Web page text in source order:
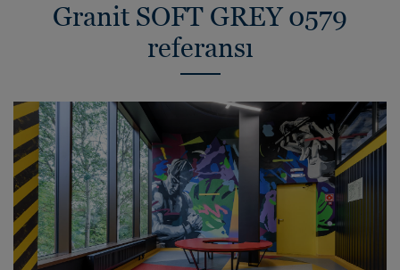
Granit SOFT GREY 0579
referansı